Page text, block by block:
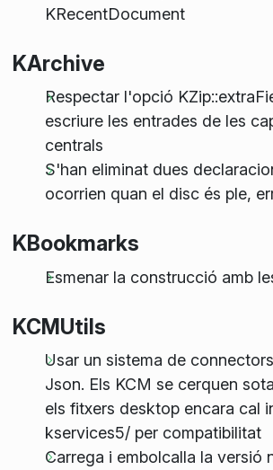
KRecentDocument
KArchive
Respectar l'opció
escriure les entrades de les
centrals
S'han eliminat dues
ocorrien quan el disc és ple,
KBookmarks
Esmenar la construcció amb
KCMUtils
Usar un sistema de
Json. Els KCM se cerquen
els fitxers desktop encara cal
kservices5/ per compatibilitat
Carrega i embolcalla la versió